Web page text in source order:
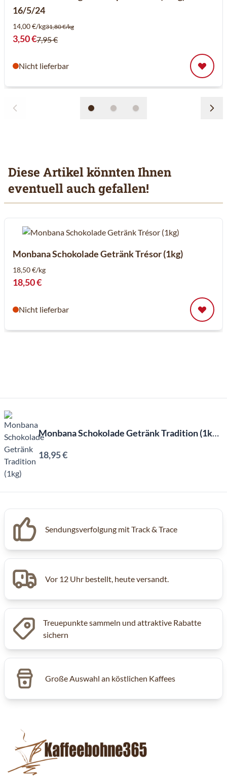
16/5/24
14,00 €/kg31,80 €/kg
Sonderpreis
3,50 €7,95 €
Nicht lieferbar
Diese Artikel könnten Ihnen
eventuell auch gefallen!
Mit der Tabulatortaste können Sie durch die Elemente des
Clicken, um das Karussell zu überspringen
Monbana Schokolade Getränk Trésor (1kg)
18,50 €/kg
18,50 €
Nicht lieferbar
Monbana Schokolade Getränk Tradition (1kg)
18,95 €
Sendungsverfolgung mit Track & Trace
Vor 12 Uhr bestellt, heute versandt.
Treuepunkte sammeln und attraktive Rabatte
sichern
Große Auswahl an köstlichen Kaffees